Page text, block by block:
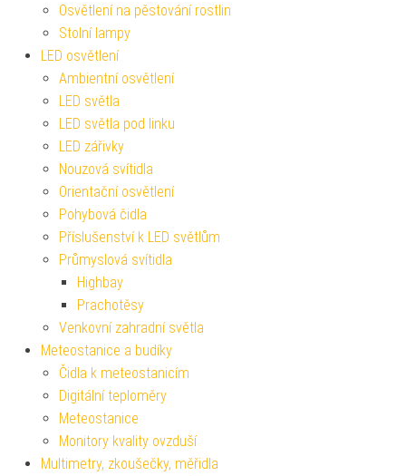
Osvětlení na pěstování rostlin
Stolní lampy
LED osvětlení
Ambientní osvětlení
LED světla
LED světla pod linku
LED zářivky
Nouzová svítidla
Orientační osvětlení
Pohybová čidla
Příslušenství k LED světlům
Průmyslová svítidla
Highbay
Prachotěsy
Venkovní zahradní světla
Meteostanice a budíky
Čidla k meteostanicím
Digitální teploměry
Meteostanice
Monitory kvality ovzduší
Multimetry, zkoušečky, měřidla